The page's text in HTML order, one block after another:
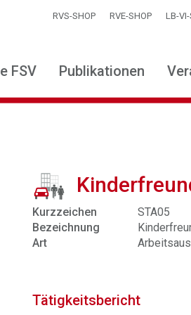
RVS-SHOP RVE-SHOP LB-
FSV Publikationen
Kurzzeichen
STA05
Bezeichnung
Art
Tätigkeitsbericht